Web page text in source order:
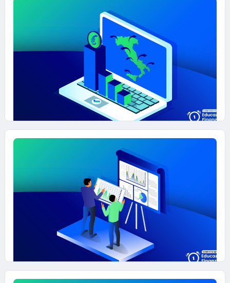
DATAFIN - Il cassetto fiscale digitale
DATAFIN - La Missione Estero
#EDUCAZIONE-FINANZIARIA